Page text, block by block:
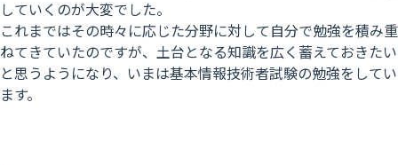
していくのが大変でした。
これまではその時々に応じた分野に対して自分で勉強を積み重
ねてきていたのですが、土台となる知識を広く蓄えておきたい
と思うようになり、いまは基本情報技術者試験の勉強をしてい
ます。